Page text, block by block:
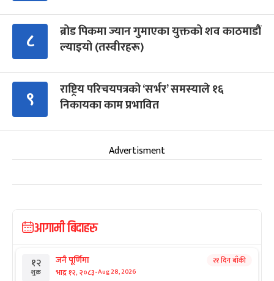
८
ब्रोड पिकमा ज्यान गुमाएका युक्तको शव काठमाडौं
ल्याइयो (तस्वीरहरू)
९
राष्ट्रिय परिचयपत्रको ‘सर्भर’ समस्याले १६
निकायका काम प्रभावित
Advertisment
आगामी बिदाहरु
१२
शुक्र
जनै पूर्णिमा
भाद्र १२, २०८३-Aug 28, 2026
२१ दिन बाँकी